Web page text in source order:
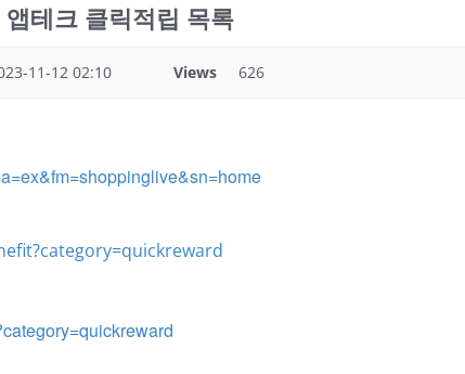
테크 클릭적립 목록
11-12 02:10 Views 626